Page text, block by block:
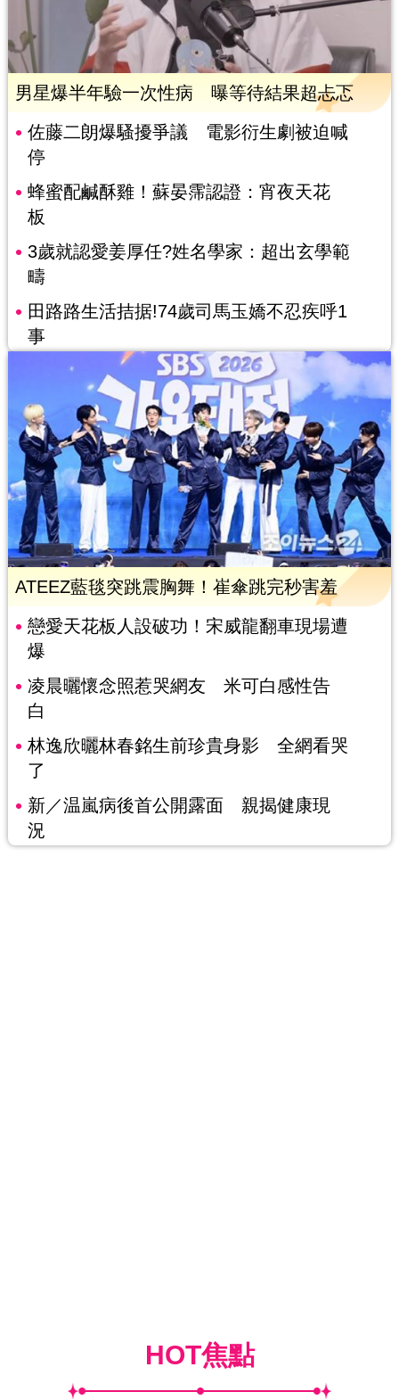
男星爆半年驗一次性病 曝等待結果超忐忑
佐藤二朗爆騷擾爭議 電影衍生劇被迫喊
停
蜂蜜配鹹酥雞！蘇晏霈認證：宵夜天花
板
3歲就認愛姜厚任?姓名學家：超出玄學範
疇
田路路生活拮据!74歲司馬玉嬌不忍疾呼1
事
ATEEZ藍毯突跳震胸舞！崔傘跳完秒害羞
戀愛天花板人設破功！宋威龍翻車現場遭
爆
凌晨曬懷念照惹哭網友 米可白感性告
白
林逸欣曬林春銘生前珍貴身影 全網看哭
了
新／温嵐病後首公開露面 親揭健康現
況
HOT焦點